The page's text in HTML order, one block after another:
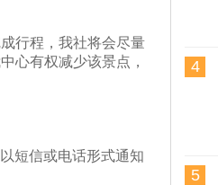
行程，我社将会尽量
心有权减少该景点，
短信或电话形式通知
4
5